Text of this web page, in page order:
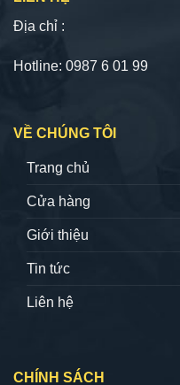
Địa chỉ :
Hotline: 0987 6 01 99
VỀ CHÚNG TÔI
Trang chủ
Cửa hàng
Giới thiệu
Tin tức
Liên hệ
CHÍNH SÁCH